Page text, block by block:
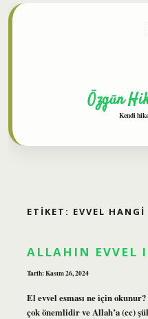
Özgün
Kendi
ETIKET: EVVEL HANGI
ALLAHIN EVVEL
Tarih: Kasım 26, 2024
El evvel esması ne için
çok önemlidir ve Allah’a (cc)